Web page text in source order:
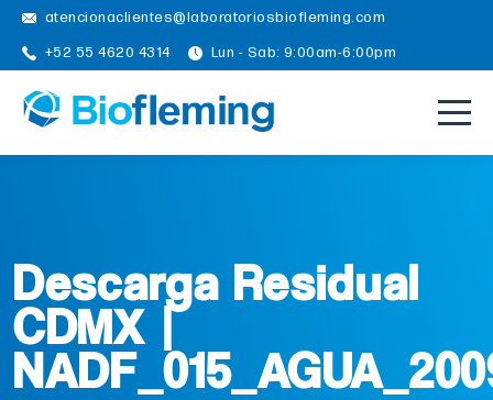
atencionaclientes@laboratoriosbiofleming.com
+52 55 4620 4314
Lun - Sab: 9:00am-6:00pm
Descarga Residual
CDMX |